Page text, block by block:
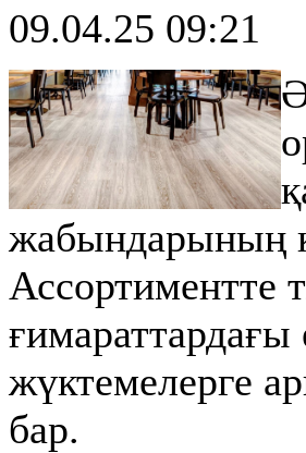
09.04.25 09:21
жабындарының
Ассортиментте
ғимараттардағы
жүктемелерге
бар.